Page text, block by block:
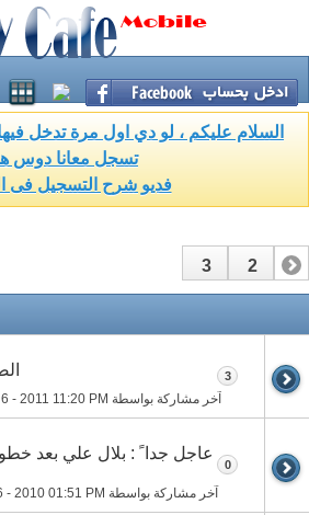
السلام عليكم ، لو دي اول مرة تدخل
تسجل معانا دوس
فديو شرح التسجيل فى
1
2
3
آخر مشاركة بواسطة - 2011 11:20 PM
3
عاجل جدا ً : بلال علي بعد
آخر مشاركة بواسطة - 2010 01:51 PM
0